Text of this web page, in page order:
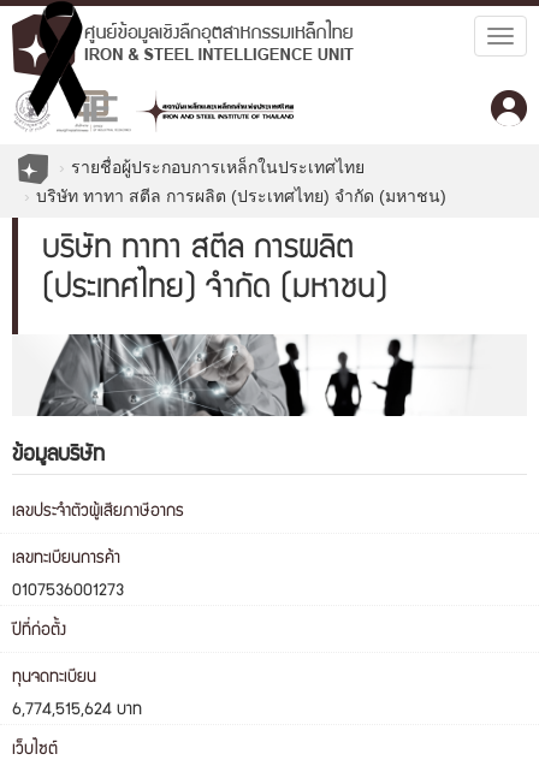
รายชื่อผู้ประกอบการเหล็กในประเทศไทย
บริษัท ทาทา สตีล การผลิต (ประเทศไทย) จำกัด (มหาชน)
บริษัท ทาทา สตีล การผลิต
(ประเทศไทย) จำกัด (มหาชน)
ข้อมูลบริษัท
เลขประจำตัวผู้เสียภาษีอากร
เลขทะเบียนการค้า
0107536001273
ปีที่ก่อตั้ง
ทุนจดทะเบียน
6,774,515,624 บาท
เว็บไซต์